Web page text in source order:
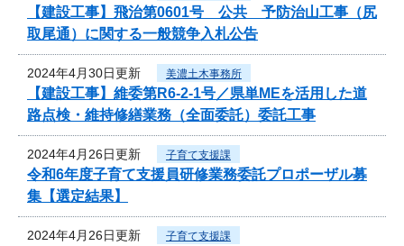
【建設工事】飛治第0601号 公共 予防治山工事（尻
取尾通）に関する一般競争入札公告
2024年4月30日更新 美濃土木事務所
【建設工事】維委第R6-2-1号／県単MEを活用した道
路点検・維持修繕業務（全面委託）委託工事
2024年4月26日更新 子育て支援課
令和6年度子育て支援員研修業務委託プロポーザル募
集【選定結果】
2024年4月26日更新 子育て支援課